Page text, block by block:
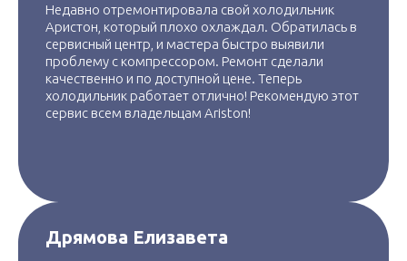
Недавно отремонтировала свой холодильник
Аристон, который плохо охлаждал. Обратилась в
сервисный центр, и мастера быстро выявили
проблему с компрессором. Ремонт сделали
качественно и по доступной цене. Теперь
холодильник работает отлично! Рекомендую этот
сервис всем владельцам Ariston!
Дрямова Елизавета